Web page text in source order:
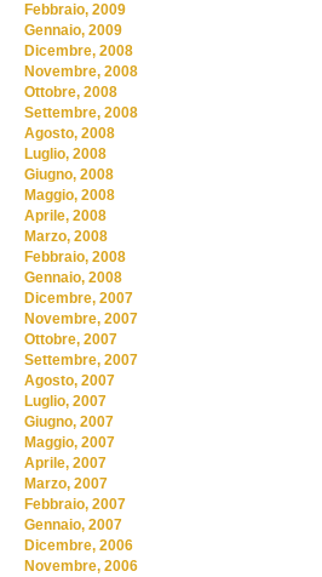
Febbraio, 2009
Gennaio, 2009
Dicembre, 2008
Novembre, 2008
Ottobre, 2008
Settembre, 2008
Agosto, 2008
Luglio, 2008
Giugno, 2008
Maggio, 2008
Aprile, 2008
Marzo, 2008
Febbraio, 2008
Gennaio, 2008
Dicembre, 2007
Novembre, 2007
Ottobre, 2007
Settembre, 2007
Agosto, 2007
Luglio, 2007
Giugno, 2007
Maggio, 2007
Aprile, 2007
Marzo, 2007
Febbraio, 2007
Gennaio, 2007
Dicembre, 2006
Novembre, 2006